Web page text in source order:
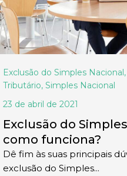
Exclusão do Simples Nacional ,
Tributário, Simples Nacional
23 de abril de 2021
Exclusão do
como funciona?
Dê fim às suas principais
exclusão do Simples...